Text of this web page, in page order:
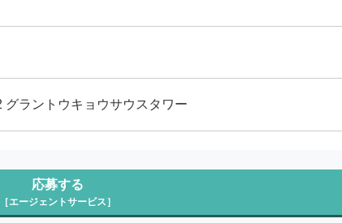
ラントウキョウサウスタワー
応募する
［エージェントサービス］